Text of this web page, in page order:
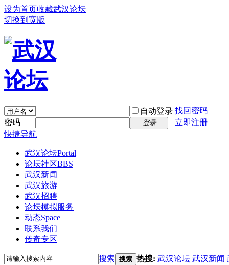
设为首页收藏武汉论坛
切换到宽版
自动登录 找回密码
密码
登录
立即注册
快捷导航
武汉论坛Portal
论坛社区BBS
武汉新闻
武汉旅游
武汉招聘
论坛模拟服务
动态Space
联系我们
传奇专区
搜索 搜索 热搜: 武汉论坛 武汉新闻